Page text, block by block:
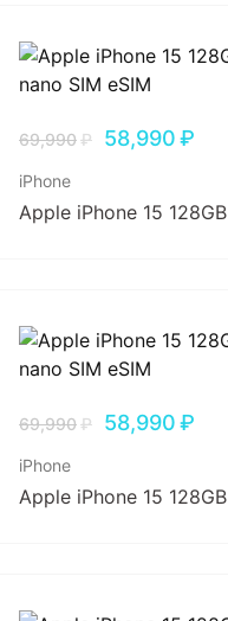
69,990₽ 58,990₽
iPhone
Apple iPhone 15
69,990₽ 58,990₽
iPhone
Apple iPhone 15